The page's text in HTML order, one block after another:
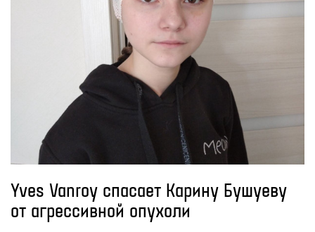
Yves Vanroy спасает Карину Бушуеву
от агрессивной опухоли